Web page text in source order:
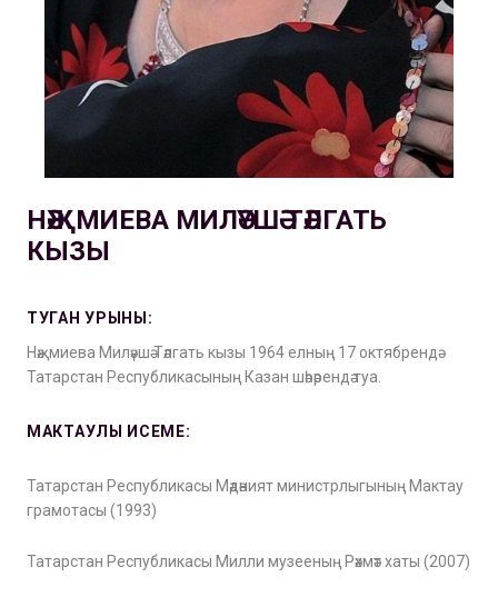
НӘҖМИЕВА МИЛӘҮШӘ ТӘЛГАТЬ
КЫЗЫ
ТУГАН УРЫНЫ:
Нәҗмиева Миләүшә Тәлгать кызы 1964 елның 17 октябрендә
Татарстан Республикасының Казан шәһәрендә туа.
МАКТАУЛЫ ИСЕМЕ:
Татарстан Республикасы Мәдәният министрлыгының Мактау
грамотасы (1993)
Татарстан Республикасы Милли музееның Рәхмәт хаты (2007)